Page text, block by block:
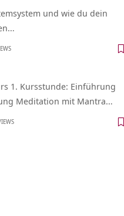
und wie du dein
1. Kursstunde: Einführung
Meditation mit Mantra…